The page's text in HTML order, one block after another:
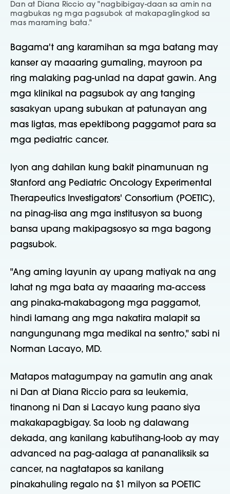
Dan at Diana Riccio ay "nagbibigay-daan sa amin na
magbukas ng mga pagsubok at makapaglingkod sa
mas maraming bata."
Bagama't ang karamihan sa mga batang may
kanser ay maaaring gumaling, mayroon pa
ring malaking pag-unlad na dapat gawin. Ang
mga klinikal na pagsubok ay ang tanging
sasakyan upang subukan at patunayan ang
mas ligtas, mas epektibong paggamot para sa
mga pediatric cancer.
Iyon ang dahilan kung bakit pinamunuan ng
Stanford ang Pediatric Oncology Experimental
Therapeutics Investigators' Consortium (POETIC),
na pinag-iisa ang mga institusyon sa buong
bansa upang makipagsosyo sa mga bagong
pagsubok.
"Ang aming layunin ay upang matiyak na ang
lahat ng mga bata ay maaaring ma-access
ang pinaka-makabagong mga paggamot,
hindi lamang ang mga nakatira malapit sa
nangungunang mga medikal na sentro," sabi ni
Norman Lacayo, MD.
Matapos matagumpay na gamutin ang anak
ni Dan at Diana Riccio para sa leukemia,
tinanong ni Dan si Lacayo kung paano siya
makakapagbigay. Sa loob ng dalawang
dekada, ang kanilang kabutihang-loob ay may
advanced na pag-aalaga at pananaliksik sa
cancer, na nagtatapos sa kanilang
pinakahuling regalo na $1 milyon sa POETIC